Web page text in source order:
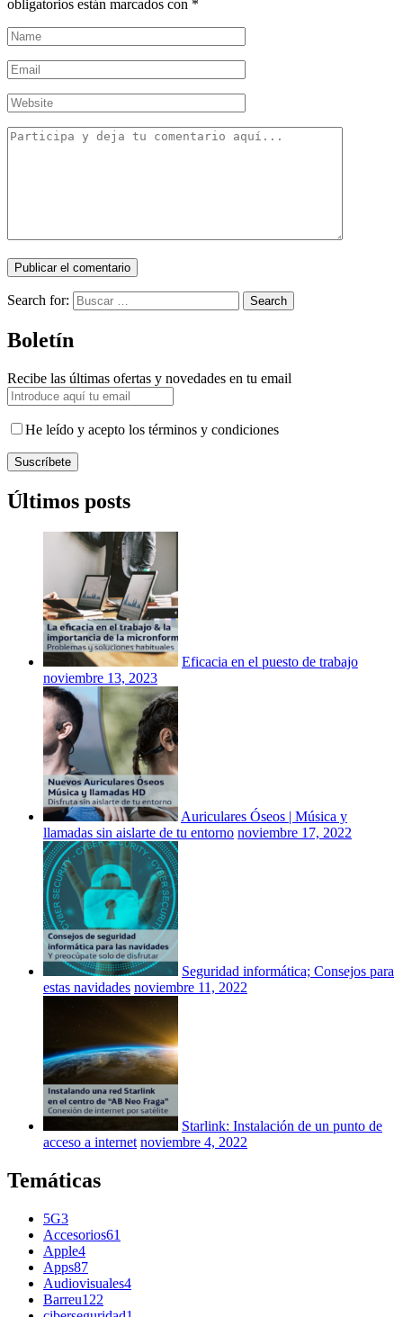
obligatorios están marcados con *
Search for: Search
Boletín
Recibe las últimas ofertas y novedades en tu email
He leído y acepto los términos y condiciones
Suscríbete
Últimos posts
Eficacia en el puesto de trabajo
noviembre 13, 2023
Auriculares Óseos | Música y
llamadas sin aislarte de tu entorno noviembre 17, 2022
Seguridad informática; Consejos para
estas navidades noviembre 11, 2022
Starlink: Instalación de un punto de
acceso a internet noviembre 4, 2022
Temáticas
5G3
Accesorios61
Apple4
Apps87
Audiovisuales4
Barreu122